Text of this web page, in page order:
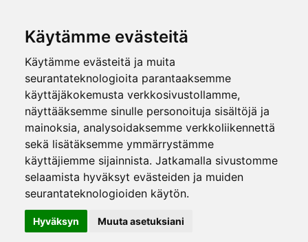
Käytämme evästeitä
Käytämme evästeitä ja muita
seurantateknologioita parantaaksemme
käyttäjäkokemusta verkkosivustollamme,
näyttääksemme sinulle personoituja sisältöjä ja
mainoksia, analysoidaksemme verkkoliikennettä
sekä lisätäksemme ymmärrystämme
käyttäjiemme sijainnista. Jatkamalla sivustomme
selaamista hyväksyt evästeiden ja muiden
seurantateknologioiden käytön.
Hyväksyn Muuta asetuksiani